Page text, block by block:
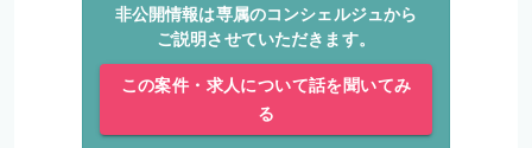
非公開情報は専属のコンシェルジュから
ご説明させていただきます。
この案件・求人について話を聞いてみ
る